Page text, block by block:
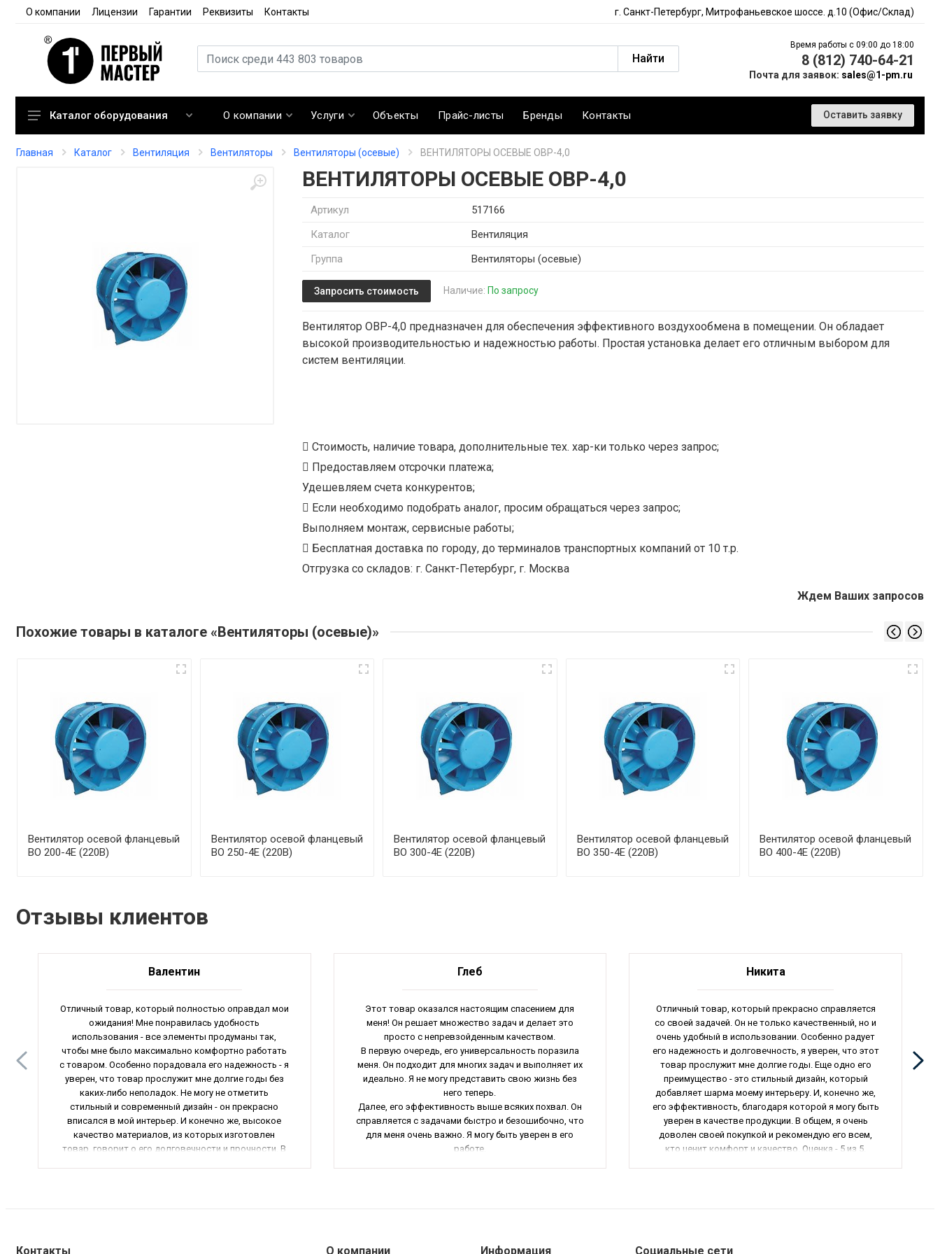
О компании Лицензии Гарантии Реквизиты Контакты г. Санкт-Петербург, Митрофаньевское шоссе. д.10 (Офис/Склад)
Найти
Время работы с 09:00 до 18:00
8 (812) 740-64-21
Почта для заявок: sales@1-pm.ru
Кондиционирование
Расходные материалы
Каталог оборудования О компании Услуги Объекты Прайс-листы Бренды Контакты Оставить заявку
Главная Каталог Вентиляция Вентиляторы Вентиляторы (осевые) ВЕНТИЛЯТОРЫ ОСЕВЫЕ ОВР-4,0
ВЕНТИЛЯТОРЫ ОСЕВЫЕ ОВР-4,0
Артикул
517166
Каталог
Вентиляция
Группа
Вентиляторы (осевые)
Запросить стоимость Наличие: По запросу
Вентилятор ОВР-4,0 предназначен для обеспечения эффективного воздухообмена в помещении. Он обладает
высокой производительностью и надежностью работы. Простая установка делает его отличным выбором для
систем вентиляции.
Стоимость, наличие товара, дополнительные тех. хар-ки только через запрос;
Предоставляем отсрочки платежа;
Удешевляем счета конкурентов;
Если необходимо подобрать аналог, просим обращаться через запрос;
Выполняем монтаж, сервисные работы;
Бесплатная доставка по городу, до терминалов транспортных компаний от 10 т.р.
Отгрузка со складов: г. Санкт-Петербург, г. Москва
Ждем Ваших запросов
Похожие товары в каталоге «Вентиляторы (осевые)»
Вентилятор осевой фланцевый
ВО 200-4Е (220В)
Вентилятор осевой фланцевый
ВО 250-4Е (220В)
Вентилятор осевой фланцевый
ВО 300-4Е (220В)
Вентилятор осевой фланцевый
ВО 350-4Е (220В)
Вентилятор осевой фланцевый
ВО 400-4Е (220В)
Отзывы клиентов
Валентин
Отличный товар, который полностью оправдал мои
ожидания! Мне понравилась удобность
использования - все элементы продуманы так,
чтобы мне было максимально комфортно работать
с товаром. Особенно порадовала его надежность - я
уверен, что товар прослужит мне долгие годы без
каких-либо неполадок. Не могу не отметить
стильный и современный дизайн - он прекрасно
вписался в мой интерьер. И конечно же, высокое
качество материалов, из которых изготовлен
товар, говорит о его долговечности и прочности. В
Глеб
Этот товар оказался настоящим спасением для
меня! Он решает множество задач и делает это
просто с непревзойденным качеством.
В первую очередь, его универсальность поразила
меня. Он подходит для многих задач и выполняет их
идеально. Я не могу представить свою жизнь без
него теперь.
Далее, его эффективность выше всяких похвал. Он
справляется с задачами быстро и безошибочно, что
для меня очень важно. Я могу быть уверен в его
работе.
упростить себе жизнь. Это действительно
Никита
Отличный товар, который прекрасно справляется
со своей задачей. Он не только качественный, но и
очень удобный в использовании. Особенно радует
его надежность и долговечность, я уверен, что этот
товар прослужит мне долгие годы. Еще одно его
преимущество - это стильный дизайн, который
добавляет шарма моему интерьеру. И, конечно же,
его эффективность, благодаря которой я могу быть
уверен в качестве продукции. В общем, я очень
доволен своей покупкой и рекомендую его всем,
кто ценит комфорт и качество. Оценка - 5 из 5.
Контакты О компании Информация Социальные сети